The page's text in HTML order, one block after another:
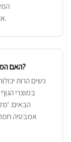
אופטלמולוגיות, והם נקיים מחומרי בישום וניחוחות.
האם המוצרים שלכם בטוחים לשימוש עבור נשים בהריון?
נשים הרות
במוצרי
הבאים:
אמבטיה